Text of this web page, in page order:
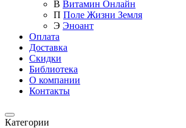
В Витамин Онлайн
П Поле Жизни Земля
Э Эноант
Оплата
Доставка
Скидки
Библиотека
О компании
Контакты
Категории
Категории